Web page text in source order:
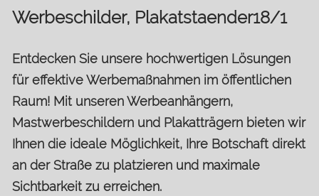
Werbeschilder, Plakatstaender18/1
Entdecken Sie unsere hochwertigen Lösungen
für effektive Werbemaßnahmen im öffentlichen
Raum! Mit unseren Werbeanhängern,
Mastwerbeschildern und Plakatträgern bieten wir
Ihnen die ideale Möglichkeit, Ihre Botschaft direkt
an der Straße zu platzieren und maximale
Sichtbarkeit zu erreichen.